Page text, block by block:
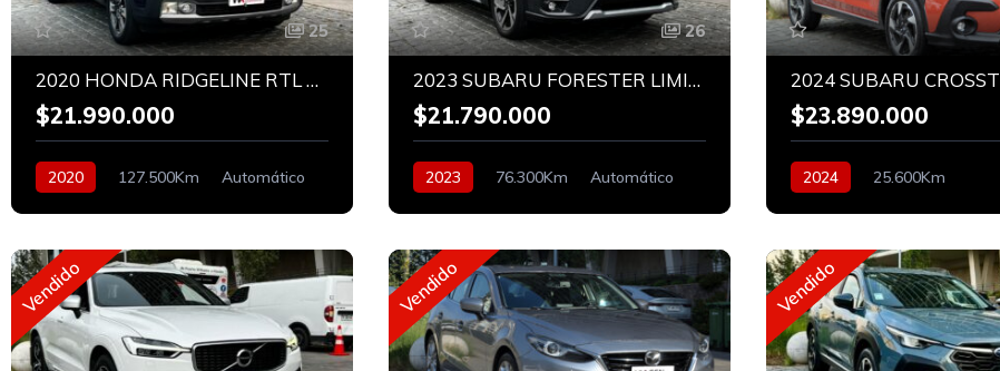
25
2020 HONDA RIDGELINE RTL 3.5 AWD
$21.990.000
2020 127.500Km
Automático
26
2023 SUBARU FORESTER LIMITED 2.0 AWD
$21.790.000
2023 76.300Km
Automático
$23.890.000
2024 25.600Km
Vendido Vendido Vendido